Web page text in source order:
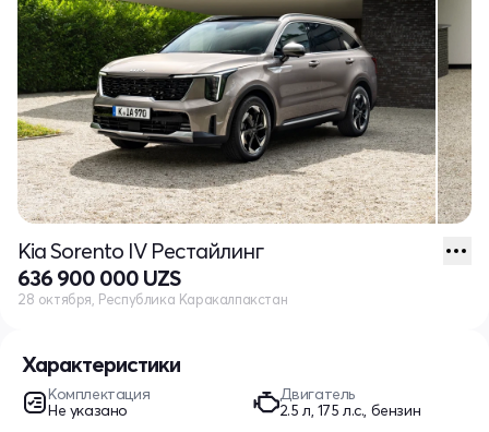
Характеристики
Комплектация
Не указано
Двигатель
2.5 л, 175 л.с., бензин
Kia Sorento IV Рестайлинг
636 900 000 UZS
28 октября, Республика Каракалпакстан